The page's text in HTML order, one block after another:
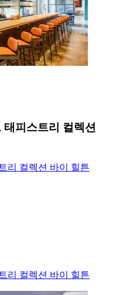
피스트리 컬렉션
리 컬렉션 바이 힐튼
리 컬렉션 바이 힐튼